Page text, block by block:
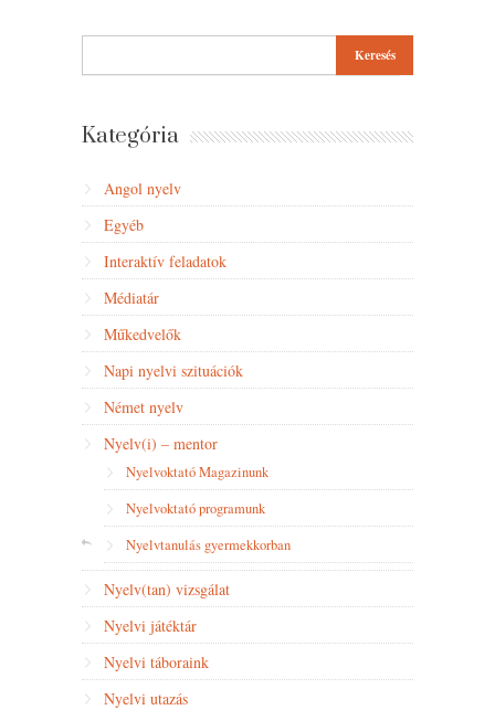
Kategória
Angol nyelv
Egyéb
Interaktív feladatok
Médiatár
Műkedvelők
Napi nyelvi szituációk
Német nyelv
Nyelv(i) – mentor
Nyelvoktató Magazinunk
Nyelvoktató programunk
Nyelvtanulás gyermekkorban
Nyelv(tan) vizsgálat
Nyelvi játéktár
Nyelvi táboraink
Nyelvi utazás